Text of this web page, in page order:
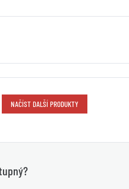
NAČÍST DALŠÍ PRODUKTY